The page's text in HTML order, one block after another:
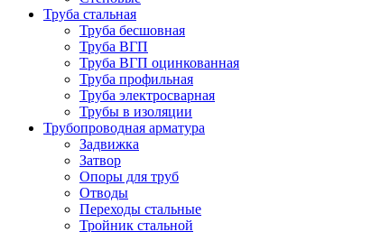
Труба стальная
Труба бесшовная
Труба ВГП
Труба ВГП оцинкованная
Труба профильная
Труба электросварная
Трубы в изоляции
Трубопроводная арматура
Задвижка
Затвор
Опоры для труб
Отводы
Переходы стальные
Тройник стальной